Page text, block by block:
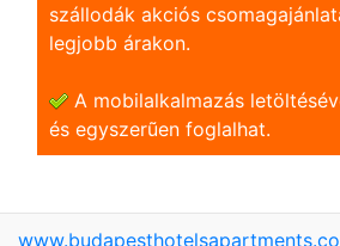
szállodák akciós
legjobb árakon.
A mobilalkalmazás
és egyszerũen foglalhat.